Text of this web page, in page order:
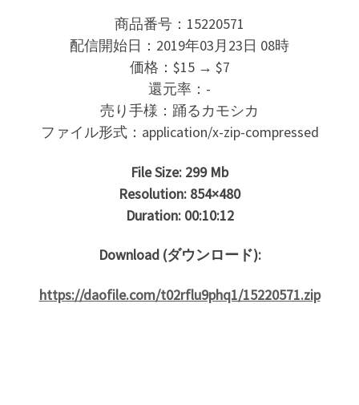
商品番号：15220571
配信開始日：2019年03月23日 08時
価格：$15 → $7
還元率：-
売り手様：踊るカモシカ
ファイル形式：application/x-zip-compressed
File Size: 299 Mb
Resolution: 854×480
Duration: 00:10:12
Download (ダウンロード):
https://daofile.com/t02rflu9phq1/15220571.zip